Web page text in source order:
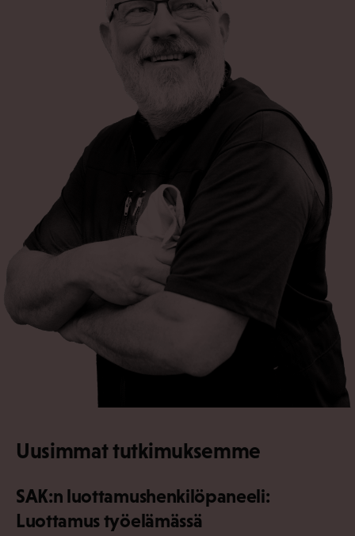
Uusimmat tutkimuksemme
SAK:n luottamushenkilöpaneeli:
Luottamus työelämässä